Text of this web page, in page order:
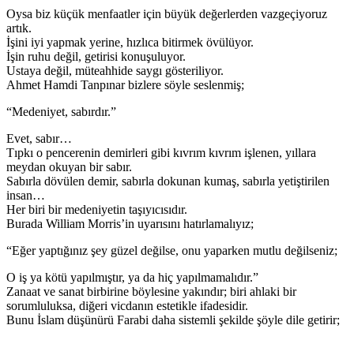
Oysa biz küçük menfaatler için büyük değerlerden vazgeçiyoruz
artık.
İşini iyi yapmak yerine, hızlıca bitirmek övülüyor.
İşin ruhu değil, getirisi konuşuluyor.
Ustaya değil, müteahhide saygı gösteriliyor.
Ahmet Hamdi Tanpınar bizlere söyle seslenmiş;
“Medeniyet, sabırdır.”
Evet, sabır…
Tıpkı o pencerenin demirleri gibi kıvrım kıvrım işlenen, yıllara
meydan okuyan bir sabır.
Sabırla dövülen demir, sabırla dokunan kumaş, sabırla yetiştirilen
insan…
Her biri bir medeniyetin taşıyıcısıdır.
Burada William Morris’in uyarısını hatırlamalıyız;
“Eğer yaptığınız şey güzel değilse, onu yaparken mutlu değilseniz;
O iş ya kötü yapılmıştır, ya da hiç yapılmamalıdır.”
Zanaat ve sanat birbirine böylesine yakındır; biri ahlaki bir
sorumluluksa, diğeri vicdanın estetikle ifadesidir.
Bunu İslam düşünürü Farabi daha sistemli şekilde şöyle dile getirir;